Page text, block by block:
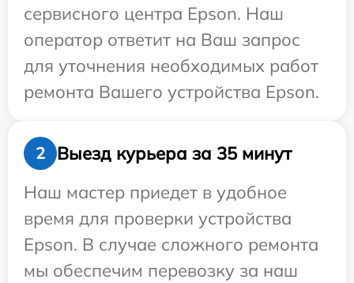
сервисного центра Epson. Наш
оператор ответит на Ваш запрос
для уточнения необходимых работ
ремонта Вашего устройства Epson.
2
Выезд курьера за 35 минут
Наш мастер приедет в удобное
время для проверки устройства
Epson. В случае сложного ремонта
мы обеспечим перевозку за наш